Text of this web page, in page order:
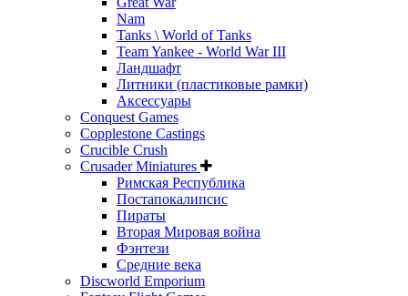
Nam
Tanks \ World of Tanks
Team Yankee - World War III
Ландшафт
Литники (пластиковые рамки)
Аксессуары
Conquest Games
Copplestone Castings
Crucible Crush
Crusader Miniatures
Римская Республика
Постапокалипсис
Пираты
Вторая Мировая война
Фэнтези
Средние века
Discworld Emporium